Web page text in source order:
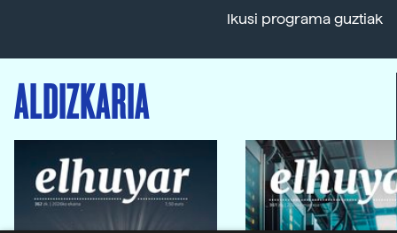
Ikusi programa guztiak
ALDIZKARIA